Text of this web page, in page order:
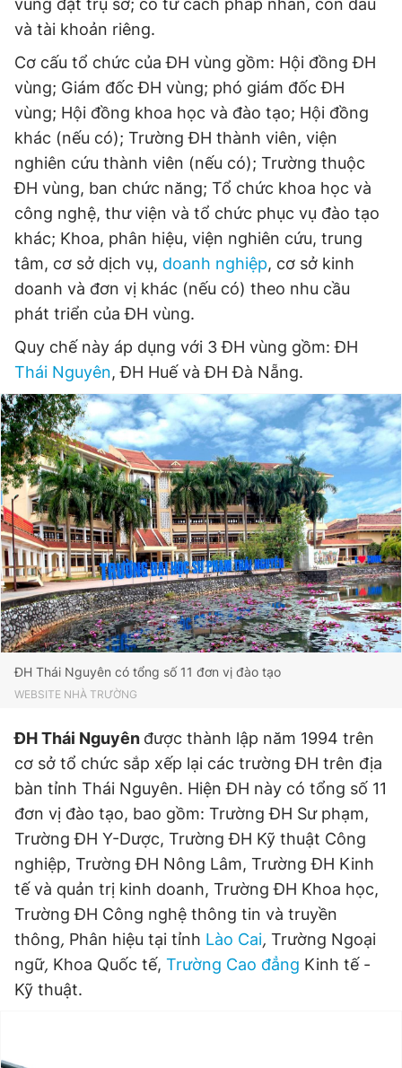
vùng đặt trụ sở; có tư cách pháp nhân, con dấu
và tài khoản riêng.
Cơ cấu tổ chức của ĐH vùng gồm: Hội đồng ĐH
vùng; Giám đốc ĐH vùng; phó giám đốc ĐH
vùng; Hội đồng khoa học và đào tạo; Hội đồng
khác (nếu có); Trường ĐH thành viên, viện
nghiên cứu thành viên (nếu có); Trường thuộc
ĐH vùng, ban chức năng; Tổ chức khoa học và
công nghệ, thư viện và tổ chức phục vụ đào tạo
khác; Khoa, phân hiệu, viện nghiên cứu, trung
tâm, cơ sở dịch vụ, doanh nghiệp, cơ sở kinh
doanh và đơn vị khác (nếu có) theo nhu cầu
phát triển của ĐH vùng.
Quy chế này áp dụng với 3 ĐH vùng gồm: ĐH
Thái Nguyên, ĐH Huế và ĐH Đà Nẵng.
ĐH Thái Nguyên có tổng số 11 đơn vị đào tạo
WEBSITE NHÀ TRƯỜNG
ĐH Thái Nguyên được thành lập năm 1994 trên
cơ sở tổ chức sắp xếp lại các trường ĐH trên địa
bàn tỉnh Thái Nguyên. Hiện ĐH này có tổng số 11
đơn vị đào tạo, bao gồm: Trường ĐH Sư phạm,
Trường ĐH Y-Dược, Trường ĐH Kỹ thuật Công
nghiệp, Trường ĐH Nông Lâm, Trường ĐH Kinh
tế và quản trị kinh doanh, Trường ĐH Khoa học,
Trường ĐH Công nghệ thông tin và truyền
thông, Phân hiệu tại tỉnh Lào Cai, Trường Ngoại
ngữ, Khoa Quốc tế, Trường Cao đẳng Kinh tế -
Kỹ thuật.